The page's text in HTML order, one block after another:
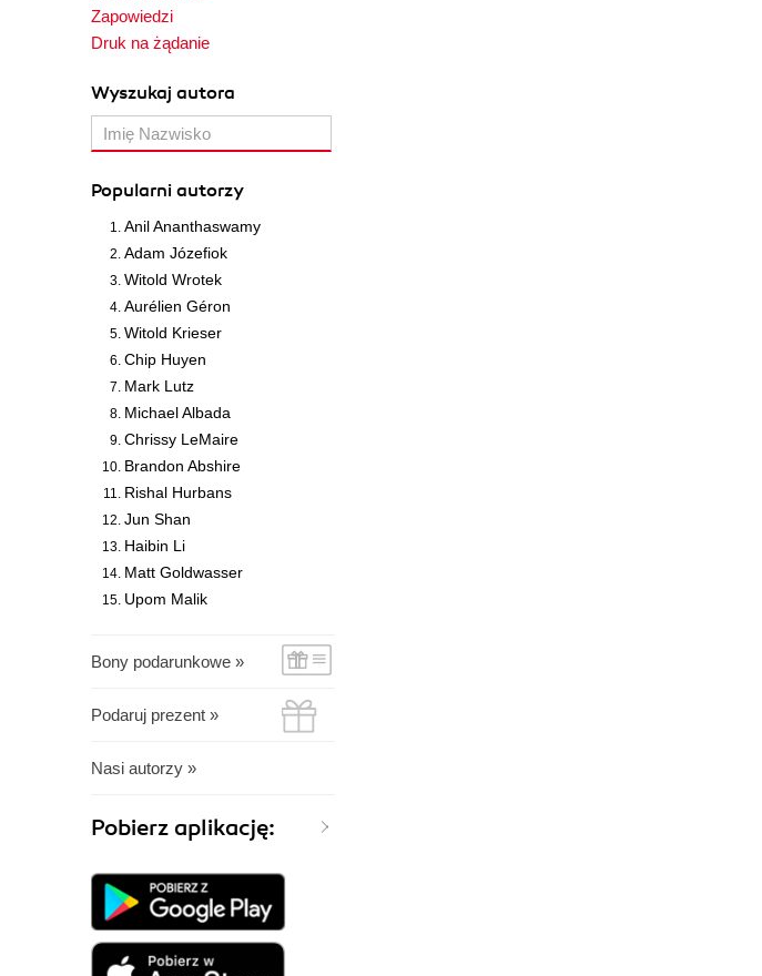
Zapowiedzi
Druk na żądanie
Wyszukaj autora
Popularni autorzy
Anil Ananthaswamy
Adam Józefiok
Witold Wrotek
Aurélien Géron
Witold Krieser
Chip Huyen
Mark Lutz
Michael Albada
Chrissy LeMaire
Brandon Abshire
Rishal Hurbans
Jun Shan
Haibin Li
Matt Goldwasser
Upom Malik
Bony podarunkowe »
Podaruj prezent »
Nasi autorzy »
Pobierz aplikację: